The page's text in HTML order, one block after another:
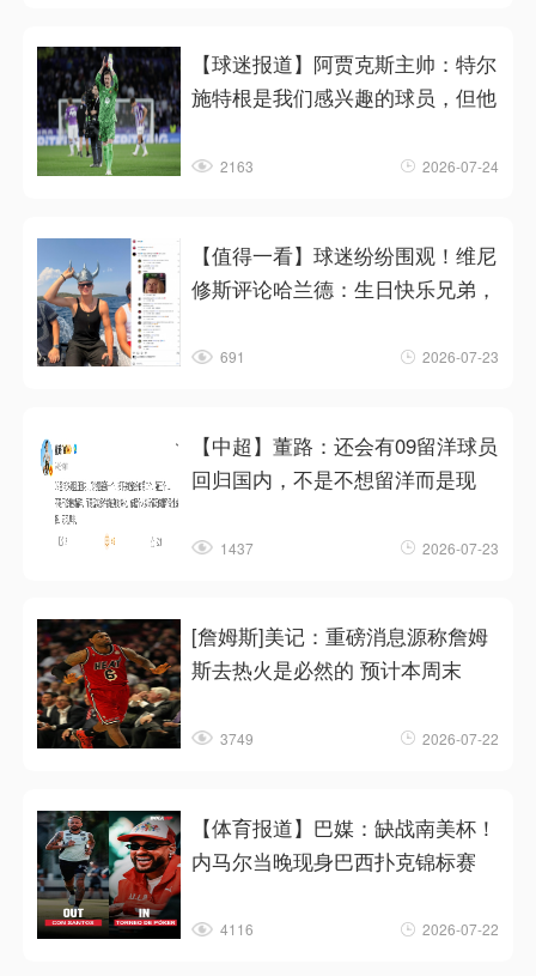
【球迷报道】阿贾克斯主帅：特尔
施特根是我们感兴趣的球员，但他
2163 2026-07-24
【值得一看】球迷纷纷围观！维尼
修斯评论哈兰德：生日快乐兄弟，
691 2026-07-23
【中超】董路：还会有09留洋球员
回归国内，不是不想留洋而是现
1437 2026-07-23
[詹姆斯]美记：重磅消息源称詹姆
斯去热火是必然的 预计本周末
3749 2026-07-22
【体育报道】巴媒：缺战南美杯！
内马尔当晚现身巴西扑克锦标赛
4116 2026-07-22